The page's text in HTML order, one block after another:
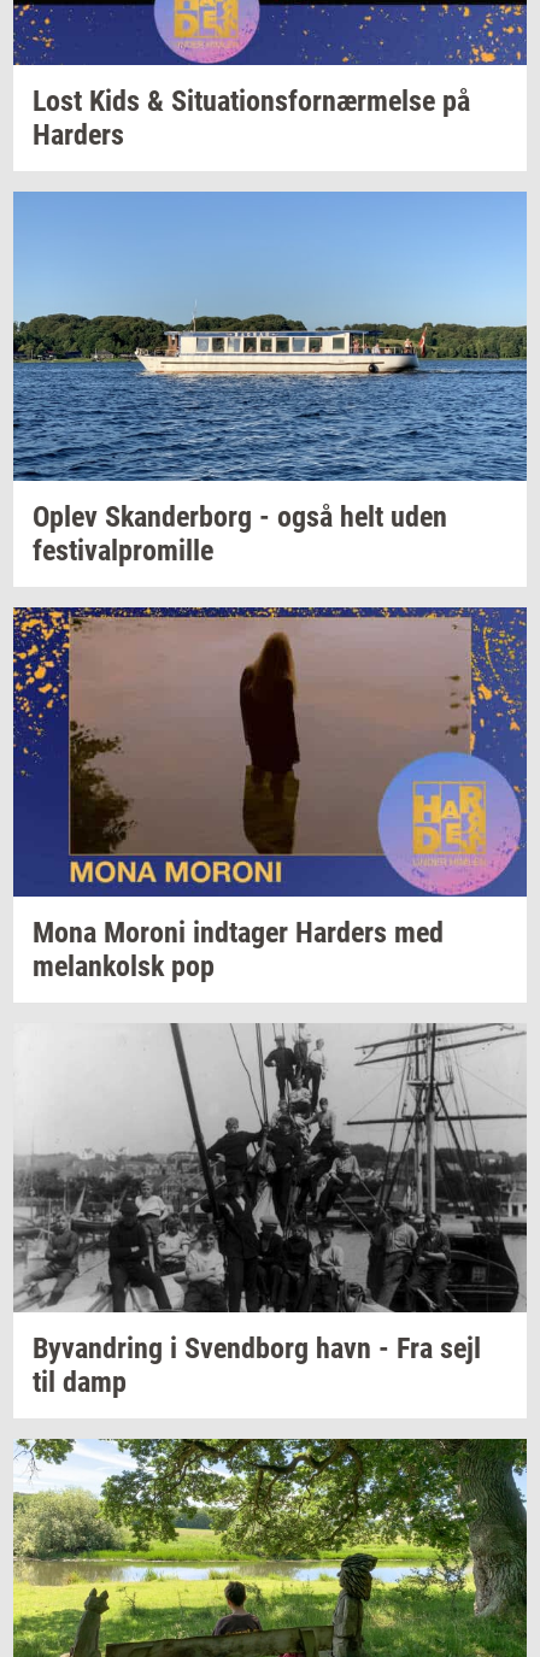
Lost Kids & Si­tu­a­tions­for­nær­mel­se på
Har­ders
Oplev Skan­der­borg - også helt uden
festi­val­pro­mil­le
Mona Mor­o­ni ind­ta­ger Har­ders med
melan­kolskpop
Byvan­dring i Svend­borg havn - Fra sejl
til damp